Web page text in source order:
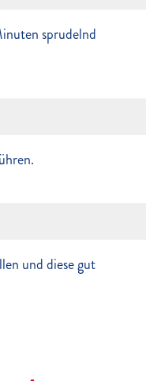
sprudelnd
und diese gut